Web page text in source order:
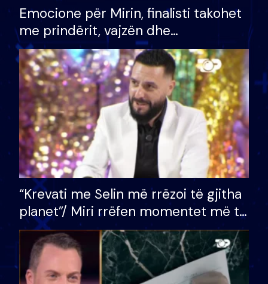
Emocione për Mirin, finalisti takohet
me prindërit, vajzën dhe
bashkëshorten: S’kemi ndonjë letër
divorci apo jo?
“Krevati me Selin më rrëzoi të gjitha
planet”/ Miri rrëfen momentet më të
bukura në shtëpinë e BB VIP: Do më
mungojë zilja e mëngjesit kur…